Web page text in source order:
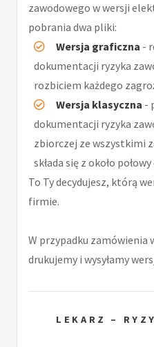
zawodowego w wersji
pobrania dwa pliki:
Wersja graficzna -
dokumentacji ryzyka
rozbiciem każdego
Wersja klasyczna -
dokumentacji ryzyka
zbiorczej ze wszystkimi
składa się z około
To Ty decydujesz, którą
firmie.
W przypadku zamówienia
drukujemy i wysyłamy
LEKARZ –